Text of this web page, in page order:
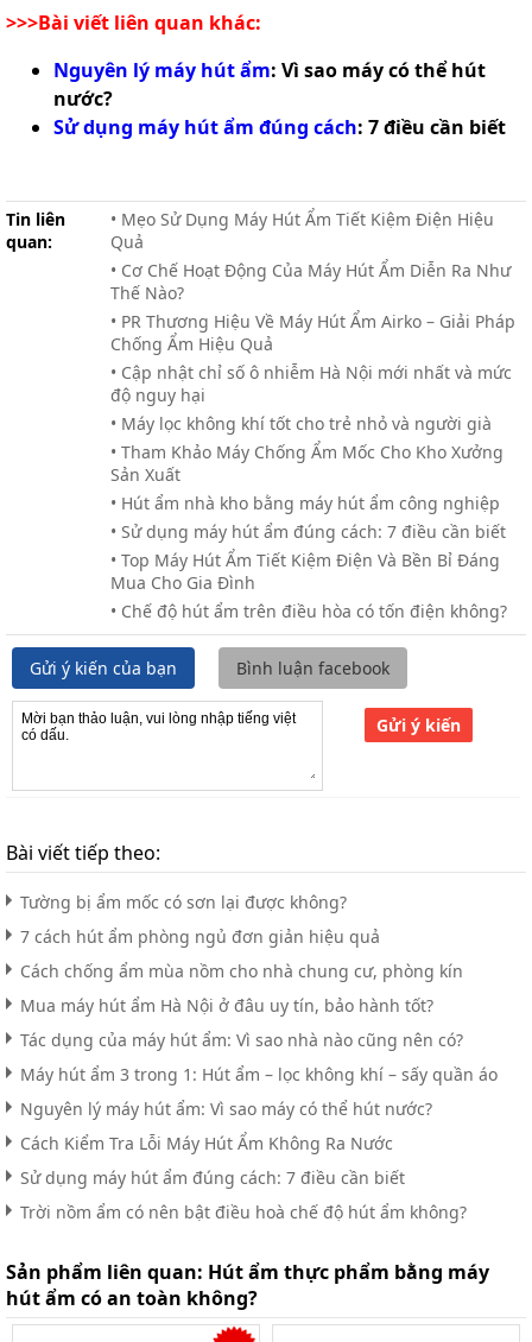
>>>Bài viết liên quan khác:
Nguyên lý máy hút ẩm: Vì sao máy có thể hút
nước?
Sử dụng máy hút ẩm đúng cách: 7 điều cần biết
Tin liên
quan:
• Mẹo Sử Dụng Máy Hút Ẩm Tiết Kiệm Điện Hiệu
Quả
• Cơ Chế Hoạt Động Của Máy Hút Ẩm Diễn Ra Như
Thế Nào?
• PR Thương Hiệu Về Máy Hút Ẩm Airko – Giải Pháp
Chống Ẩm Hiệu Quả
• Cập nhật chỉ số ô nhiễm Hà Nội mới nhất và mức
độ nguy hại
• Máy lọc không khí tốt cho trẻ nhỏ và người già
• Tham Khảo Máy Chống Ẩm Mốc Cho Kho Xưởng
Sản Xuất
• Hút ẩm nhà kho bằng máy hút ẩm công nghiệp
• Sử dụng máy hút ẩm đúng cách: 7 điều cần biết
• Top Máy Hút Ẩm Tiết Kiệm Điện Và Bền Bỉ Đáng
Mua Cho Gia Đình
• Chế độ hút ẩm trên điều hòa có tốn điện không?
Gửi ý kiến của bạn Bình luận facebook
Gửi ý kiến
Bài viết tiếp theo:
Tường bị ẩm mốc có sơn lại được không?
7 cách hút ẩm phòng ngủ đơn giản hiệu quả
Cách chống ẩm mùa nồm cho nhà chung cư, phòng kín
Mua máy hút ẩm Hà Nội ở đâu uy tín, bảo hành tốt?
Tác dụng của máy hút ẩm: Vì sao nhà nào cũng nên có?
Máy hút ẩm 3 trong 1: Hút ẩm – lọc không khí – sấy quần áo
Nguyên lý máy hút ẩm: Vì sao máy có thể hút nước?
Cách Kiểm Tra Lỗi Máy Hút Ẩm Không Ra Nước
Sử dụng máy hút ẩm đúng cách: 7 điều cần biết
Trời nồm ẩm có nên bật điều hoà chế độ hút ẩm không?
Sản phẩm liên quan: Hút ẩm thực phẩm bằng máy
hút ẩm có an toàn không?